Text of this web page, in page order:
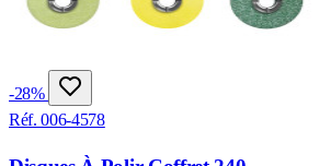
-28%
Réf. 006-4578